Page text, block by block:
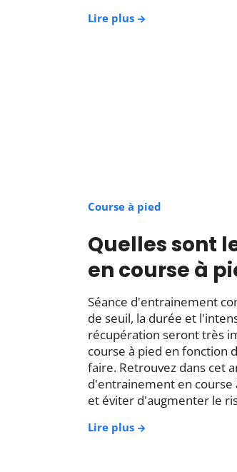
Lire plus
Course à pied
Quelles sont
en course à
Séance d'entrainement
de seuil, la durée et
récupération seront très
course à pied en fonction
faire. Retrouvez dans cet
d'entrainement en course
et éviter d'augmenter le
Lire plus